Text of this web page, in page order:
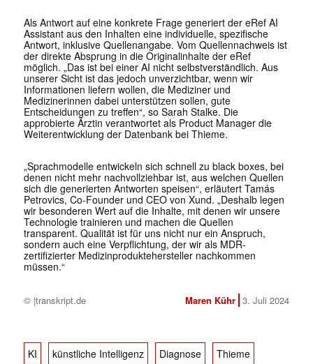
Als Antwort auf eine konkrete Frage generiert der eRef AI
Assistant aus den Inhalten eine individuelle, spezifische
Antwort, inklusive Quellenangabe. Vom Quellennachweis ist
der direkte Absprung in die Originalinhalte der eRef
möglich. „Das ist bei einer AI nicht selbstverständlich. Aus
unserer Sicht ist das jedoch unverzichtbar, wenn wir
Informationen liefern wollen, die Mediziner und
Medizinerinnen dabei unterstützen sollen, gute
Entscheidungen zu treffen“, so Sarah Stalke. Die
approbierte Ärztin verantwortet als Product Manager die
Weiterentwicklung der Datenbank bei Thieme.
„Sprachmodelle entwickeln sich schnell zu black boxes, bei
denen nicht mehr nachvollziehbar ist, aus welchen Quellen
sich die generierten Antworten speisen“, erläutert Tamás
Petrovics, Co-Founder und CEO von Xund. „Deshalb legen
wir besonderen Wert auf die Inhalte, mit denen wir unsere
Technologie trainieren und machen die Quellen
transparent. Qualität ist für uns nicht nur ein Anspruch,
sondern auch eine Verpflichtung, der wir als MDR-
zertifizierter Medizinproduktehersteller nachkommen
müssen.“
© |transkript.de Maren Kühr 3. Juli 2024
KI künstliche Intelligenz Diagnose Thieme